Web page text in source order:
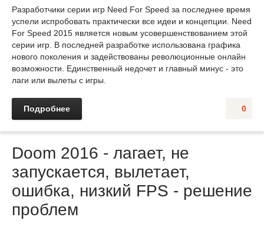
Разработчики серии игр Need For Speed за последнее время
успели испробовать практически все идеи и концепции. Need
For Speed 2015 является новым усовершенствованием этой
серии игр. В последней разработке использована графика
нового поколения и задействованы революционные онлайн
возможности. Единственный недочет и главный минус - это
лаги или вылеты с игры.
0
Подробнее
Doom 2016 - лагает, не
запускается, вылетает,
ошибка, низкий FPS - решение
проблем